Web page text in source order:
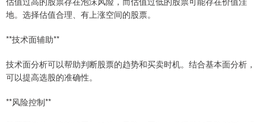
地。选择估值合理、有上涨空间的股票。
**技术面辅助**
技术面分析可以帮助判断股票的趋势和买卖时机。结合基本面分析，
可以提高选股的准确性。
**风险控制**